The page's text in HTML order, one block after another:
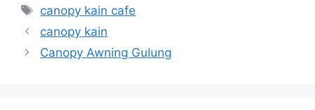
Tag
canopy kain cafe
canopy kain
Canopy Awning Gulung